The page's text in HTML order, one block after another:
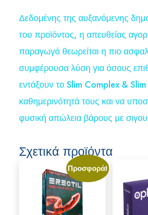
Δεδομένης της αυξανόμενης
του προϊόντος, η απευθείας
παραγωγό θεωρείται η πιο
συμφέρουσα λύση για όσους
εντάξουν το Slim Complex &
καθημερινότητά τους και να
φυσική απώλεια βάρους με
Σχετικά προϊόντα
Προσφορά!